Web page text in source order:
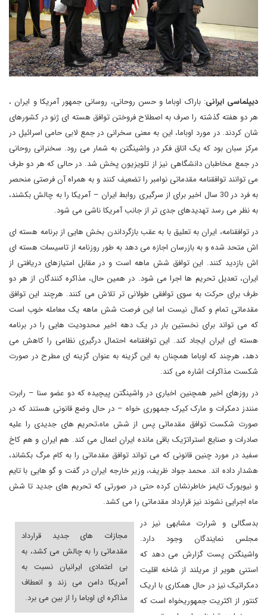
دیپلماسی ایرانی: باراک اوباما و حسن روحانی، روسانی جمهور آمریکا و ایران ،
هر دو هفته گذشته را صرف به اصطلاح فروختن توافق هسته ای ژنو در کشورهای
شان کردند. در مورد اوباما، این به معنی سخرانی در جمع لابی حامی اسرائیل در
مرکز سبان بود که یک اتاق فکر در واشینگتن به شمار می رود. سخنرانی روحانی
در جمع مخاطبان دانشگاهی نیز از تلویزیون پخش شد. در حالی که هر دو طرف
می توانند توافقنامه مقدماتی نوامبر را تضعیف کنند و به همراه آن فرصتی منحصر
به فرد در 30 سال اخیر برای از سرگیری روابط ایران – آمریکا را به چالش بکشند،
به نظر می رسد تهدیدهای جدی تر از جانب آمریکا ناشی می شود.
در توافقنامه، ایران به تعلیق با به عقب بازگرداندن بخش هایی از برنامه هسته ای
اش متحد شده و به بازرسان اجازه می دهد به طور روزنامه از تاسیسات هسته ای
اش بازدید کنند. این توافق شش ماهه است و در مقابل امتیازهای دریافتی از
ایران، تعدیل تحریم ها اجرا می شود. در همین حال، مذاکره کنندگان از هر دو
طرف برای حرکت به سوی توافقی طولانی تر تلاش می کنند. هرچند این توافق
مقدماتی تمام و کمال نیست اما این فرصت شش ماهه یک معامله خوب است
که می تواند برای نخستین بار در یک دهه اخیر محدودیت هایی را در برنامه
هسته ای ایران ایجاد کند. این توافقنامه احتمال درگیری نظامی را کاهش می
دهد، هرچند که اوباما همچنان به این گزینه به عنوان گزینه ای مطرح در صورت
شکست مذاکرات اشاره می کند.
در روزهای اخیر همچنین اخباری در واشینگتن پیچیده که دو عضو سنا – رابرت
منندز دمکرات و مارک کیرک جمهوری خواه – در حال وضع قانونی هستند که در
صورت شکست توافق مقدماتی پس از شش ماه،تحریم های جدیدی را علیه
صادرات و صنایع استراتژیک باقی مانده ایران اعمال می کند. هم ایران و هم کاخ
سفید در مورد چنین قانونی که می تواند توافق مقدماتی را به کام مرگ بکشاند،
هشدار داده اند. محمد جواد ظریف، وزیر خارجه ایران در گفت و گو هایی با تایم
و نیویورک تایمز خاطرنشان کرده حتی در صورتی که تحریم های جدید تا شش
ماه اجرایی نشوند نیز قرارداد مقدماتی را می کشد.
مجازات های جدید قرارداد
مقدماتی را به چالش می کشد، به
بی اعتمادی ایرانیان نسبت به
آمریکا دامن می زند و انعطاف
مذاکره ای اوباما را از بین می برد.
بدسگالی و شرارت مشابهی نیز در
مجلس نمایندگان وجود دارد.
واشینگتن پست گزارش می دهد که
استنی هویر از مریلند از شاخه اقلیت
دمکراتیک نیز در حال همکاری با اریک
کنتور از اکثریت جمهوریخواه است که